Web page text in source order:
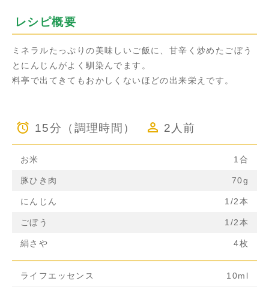
レシピ概要
ミネラルたっぷりの美味しいご飯に、甘辛く炒めたごぼう
とにんじんがよく馴染んでます。
料亭で出てきてもおかしくないほどの出来栄えです。
15分（調理時間） 2人前
お米 1合
豚ひき肉 70g
にんじん 1/2本
ごぼう 1/2本
絹さや 4枚
ライフエッセンス 10ml